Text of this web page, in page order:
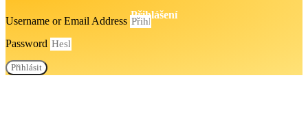
Přihlášení
Username or Email Address
Password
Přihlásit